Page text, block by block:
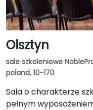
Olsztyn
sale szkoleniowe
poland, 10-170
Sala o charakterze
pełnym